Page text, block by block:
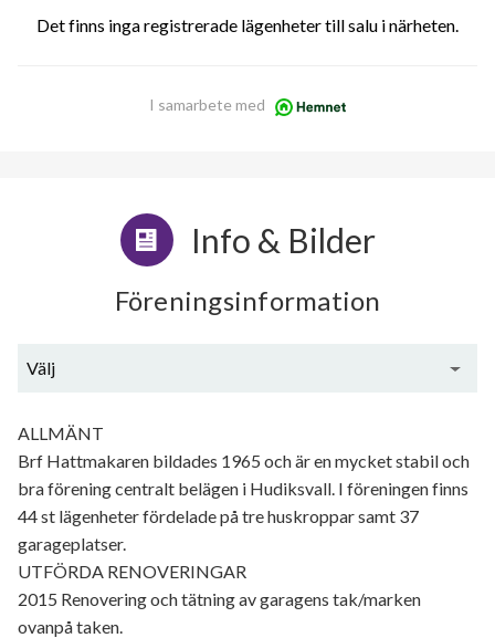
Det finns inga registrerade lägenheter till salu i närheten.
I samarbete med
Info & Bilder
Föreningsinformation
Välj
ALLMÄNT
Brf Hattmakaren bildades 1965 och är en mycket stabil och
bra förening centralt belägen i Hudiksvall. I föreningen finns
44 st lägenheter fördelade på tre huskroppar samt 37
garageplatser.
UTFÖRDA RENOVERINGAR
2015 Renovering och tätning av garagens tak/marken
ovanpå taken.